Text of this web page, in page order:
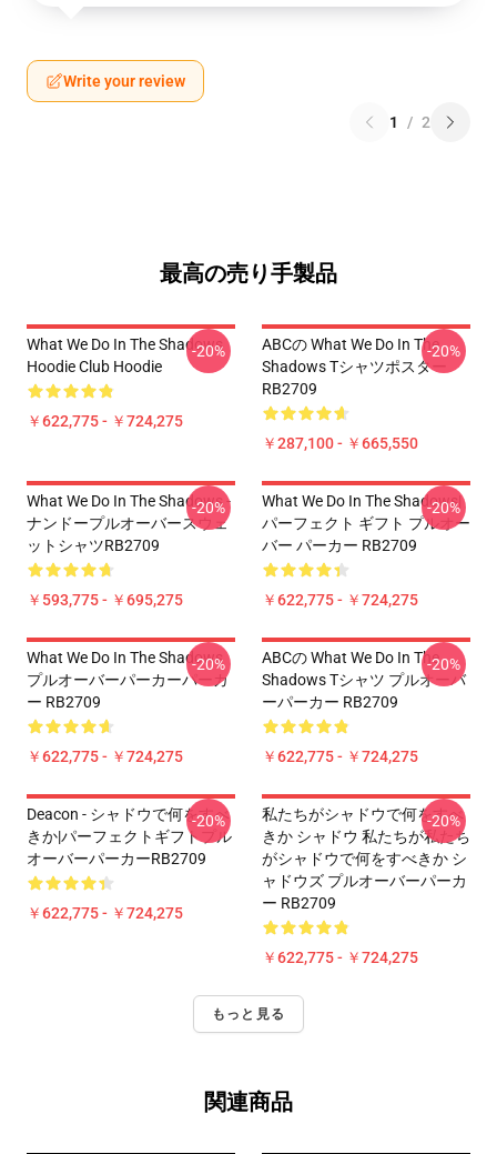
Write your review
1 / 2
最高の売り手製品
What We Do In The Shadows
Hoodie Club Hoodie
￥622,775 - ￥724,275
-20%
ABCの What We Do In The
Shadows Tシャツポスター
RB2709
￥287,100 - ￥665,550
-20%
What We Do In The Shadows -
ナンドープルオーバースウェ
ットシャツRB2709
￥593,775 - ￥695,275
-20%
What We Do In The Shadows|
パーフェクト ギフト プルオー
バー パーカー RB2709
￥622,775 - ￥724,275
-20%
What We Do In The Shadows
プルオーバーパーカーパーカ
ー RB2709
￥622,775 - ￥724,275
-20%
ABCの What We Do In The
Shadows Tシャツ プルオーバ
ーパーカー RB2709
￥622,775 - ￥724,275
-20%
Deacon - シャドウで何をすべ
きか|パーフェクトギフトプル
オーバーパーカーRB2709
￥622,775 - ￥724,275
-20%
私たちがシャドウで何をすべ
きか シャドウ 私たちが私たち
がシャドウで何をすべきか シ
ャドウズ プルオーバーパーカ
ー RB2709
￥622,775 - ￥724,275
-20%
もっと見る
関連商品